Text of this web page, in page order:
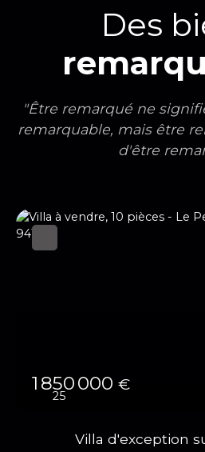
Des
"Être remarqué ne
remarquable, mais être
d'être
1 850 000 €
25
Villa d'exception